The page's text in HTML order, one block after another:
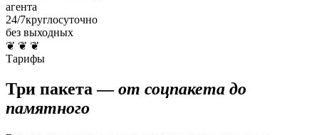
агента
24/7круглосуточно
без выходных
❦ ❦ ❦
Тарифы
Три пакета —от соцпакета до
памятного